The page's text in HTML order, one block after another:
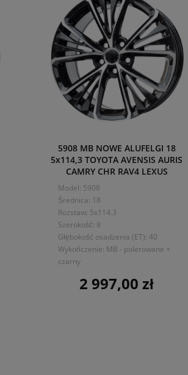
5908 MB NOWE ALUFELGI 18
5x114,3 TOYOTA AVENSIS AURIS
CAMRY CHR RAV4 LEXUS
Model: 5908
Średnica: 18
Rozstaw: 5x114.3
Szerokość: 8
Głębokość osadzenia (ET): 40
Wykończenie: MB - polerowane +
czarny
Cena
2 997,00 zł